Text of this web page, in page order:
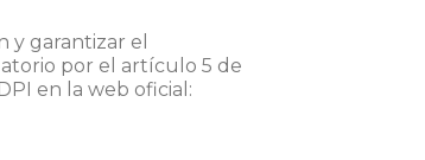
y garantizar el
por el artículo 5 de
en la web oficial: